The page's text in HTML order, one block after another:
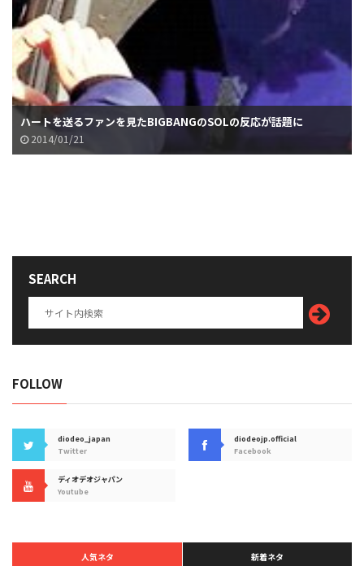
ハートを送るファンを見たBIGBANGのSOLの反応が話題に
2014/01/21
SEARCH
FOLLOW
diodeo_japan
Twitter
diodeojp.official
Facebook
ディオデオジャパン
Youtube
人気ネタ 新着ネタ